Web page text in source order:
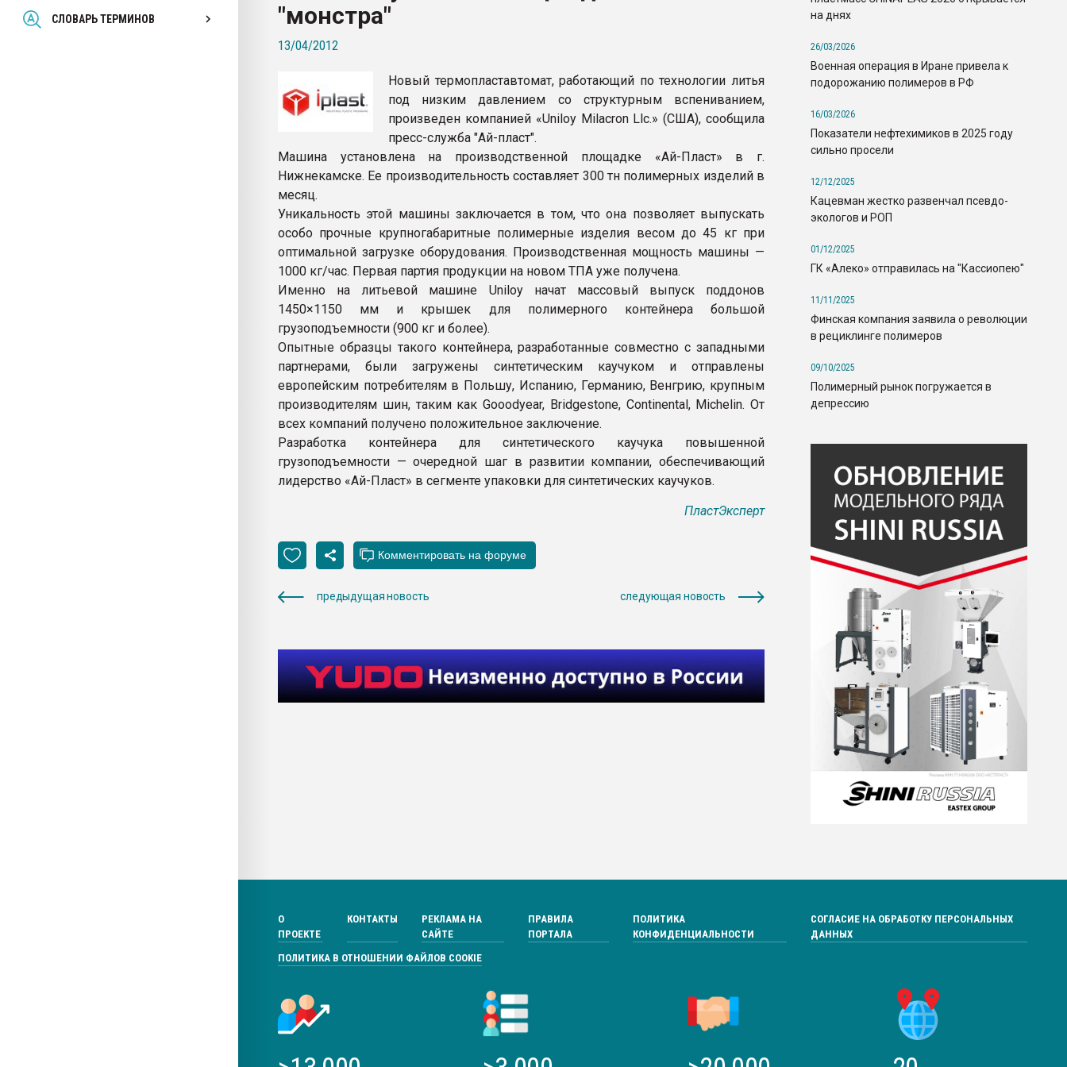
СЛОВАРЬ ТЕРМИНОВ
Всё, что касается выдува ПЭТ
ПЕРЕЙТИ НА ФОРУМ
"монстра"
13/04/2012
Новый термопластавтомат, работающий по технологии литья
под низким давлением со структурным вспениванием,
произведен компанией «Uniloy Milacron Llc.» (США), сообщила
пресс-служба "Ай-пласт".
Машина установлена на производственной площадке «Ай-Пласт» в г.
Нижнекамске. Ее производительность составляет 300 тн полимерных изделий в
месяц.
Уникальность этой машины заключается в том, что она позволяет выпускать
особо прочные крупногабаритные полимерные изделия весом до 45 кг при
оптимальной загрузке оборудования. Производственная мощность машины —
1000 кг/час. Первая партия продукции на новом ТПА уже получена.
Именно на литьевой машине Uniloy начат массовый выпуск поддонов
1450×1150 мм и крышек для полимерного контейнера большой
грузоподъемности (900 кг и более).
Опытные образцы такого контейнера, разработанные совместно с западными
партнерами, были загружены синтетическим каучуком и отправлены
европейским потребителям в Польшу, Испанию, Германию, Венгрию, крупным
производителям шин, таким как Gooodyear, Bridgestone, Continental, Michelin. От
всех компаний получено положительное заключение.
Разработка контейнера для синтетического каучука повышенной
грузоподъемности — очередной шаг в развитии компании, обеспечивающий
лидерство «Ай-Пласт» в сегменте упаковки для синтетических каучуков.
ПластЭксперт
предыдущая новость следующая новость
на днях
26/03/2026
Военная операция в Иране привела к
подорожанию полимеров в РФ
16/03/2026
Показатели нефтехимиков в 2025 году
сильно просели
12/12/2025
Кацевман жестко развенчал псевдо-
экологов и РОП
01/12/2025
ГК «Алеко» отправилась на "Кассиопею"
11/11/2025
Финская компания заявила о революции
в рециклинге полимеров
09/10/2025
Полимерный рынок погружается в
депрессию
О
ПРОЕКТЕ
КОНТАКТЫ
РЕКЛАМА НА
САЙТЕ
ПРАВИЛА
ПОРТАЛА
ПОЛИТИКА
КОНФИДЕНЦИАЛЬНОСТИ
СОГЛАСИЕ НА ОБРАБОТКУ ПЕРСОНАЛЬНЫХ
ДАННЫХ
ПОЛИТИКА В ОТНОШЕНИИ ФАЙЛОВ COOKIE